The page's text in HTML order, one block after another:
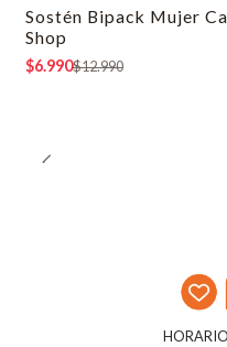
-46% OFF
Sostén Bipack Mujer
Shop
$6.990$12.990